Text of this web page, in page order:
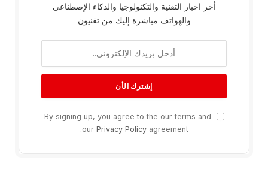
أخر اخبار التقنية والتكنولوجيا والذكاء الإصطناعي
والهواتف مباشرة إليك من تقنيون
By signing up, you agree to the our terms and
our Privacy Policyagreement.